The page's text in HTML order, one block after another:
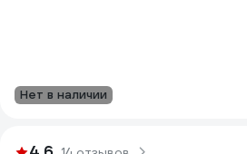
Нет в наличии